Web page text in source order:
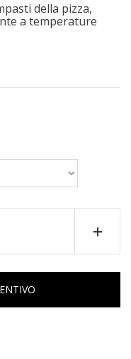
della pizza,
a temperature